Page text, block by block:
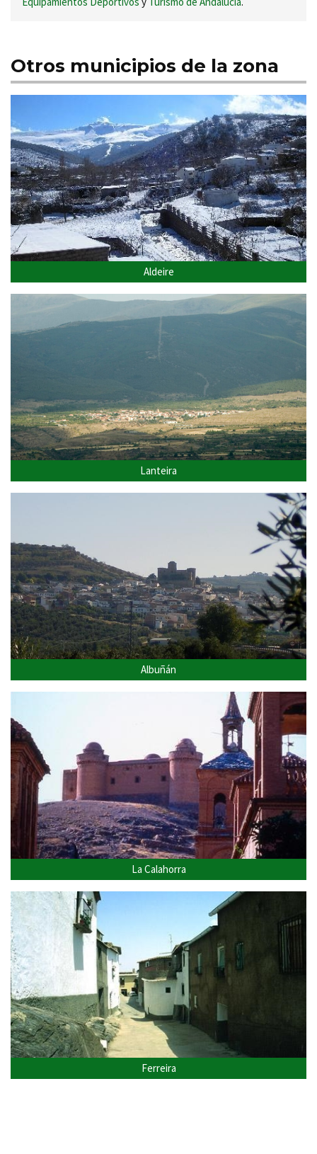
Otros municipios de la zona
Aldeire
Lanteira
Albuñán
La Calahorra
Ferreira